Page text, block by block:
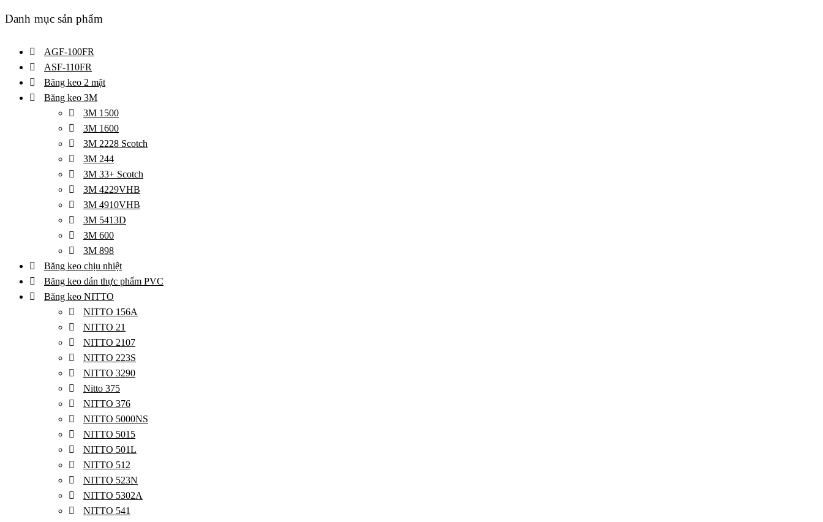
Danh mục sản phẩm
AGF-100FR
ASF-110FR
Băng keo 2 mặt
Băng keo 3M
3M 1500
3M 1600
3M 2228 Scotch
3M 244
3M 33+ Scotch
3M 4229VHB
3M 4910VHB
3M 5413D
3M 600
3M 898
Băng keo chịu nhiệt
Băng keo dán thực phẩm PVC
Băng keo NITTO
NITTO 156A
NITTO 21
NITTO 2107
NITTO 223S
NITTO 3290
Nitto 375
NITTO 376
NITTO 5000NS
NITTO 5015
NITTO 501L
NITTO 512
NITTO 523N
NITTO 5302A
NITTO 541